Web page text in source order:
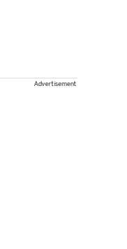
Advertisement